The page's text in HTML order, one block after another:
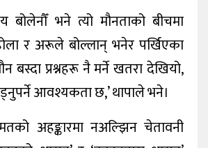
बोलेनौँ भने त्यो मौनताको बीचमा
र अरूले बोल्लान् भनेर पर्खिएका
बस्दा प्रश्नहरू नै मर्ने खतरा देखियो,
आवश्यकता छ,’ थापाले भने।
अहङ्कारमा नअल्झिन चेतावनी